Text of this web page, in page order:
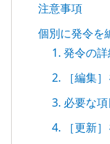
注意事項
個別に発令を
1. 発令の
2. ［編集
3. 必要な
4. ［更新